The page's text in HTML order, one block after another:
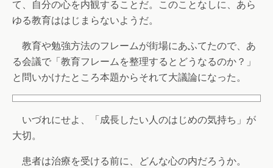
て、自分の心を内観することだ。このことなしに、あら
ゆる教育ははじまらないようだ。
教育や勉強方法のフレームが街場にあふてたので、あ
る会議で「教育フレームを整理するとどうなるのか？」
と問いかけたところ本題からそれて大議論になった。
いづれにせよ、「成長したい人のはじめの気持ち」が
大切。
患者は治療を受ける前に、どんな心の内だろうか。